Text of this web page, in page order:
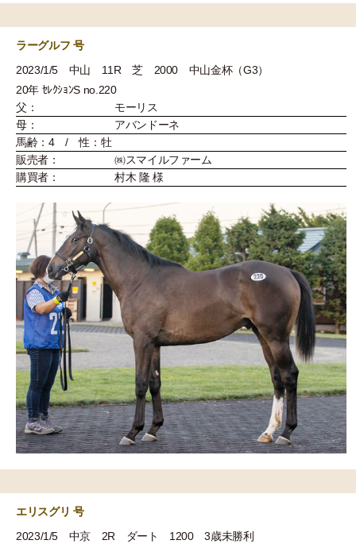
ラーグルフ 号
2023/1/5 中山 11R 芝 2000 中山金杯（G3）
20年 ｾﾚｸｼｮﾝS no.220
父：
モーリス
母：
アバンドーネ
馬齢：4 / 性：牡
販売者：
㈱スマイルファーム
購買者：
村木 隆 様
エリスグリ 号
2023/1/5 中京 2R ダート 1200 3歳未勝利